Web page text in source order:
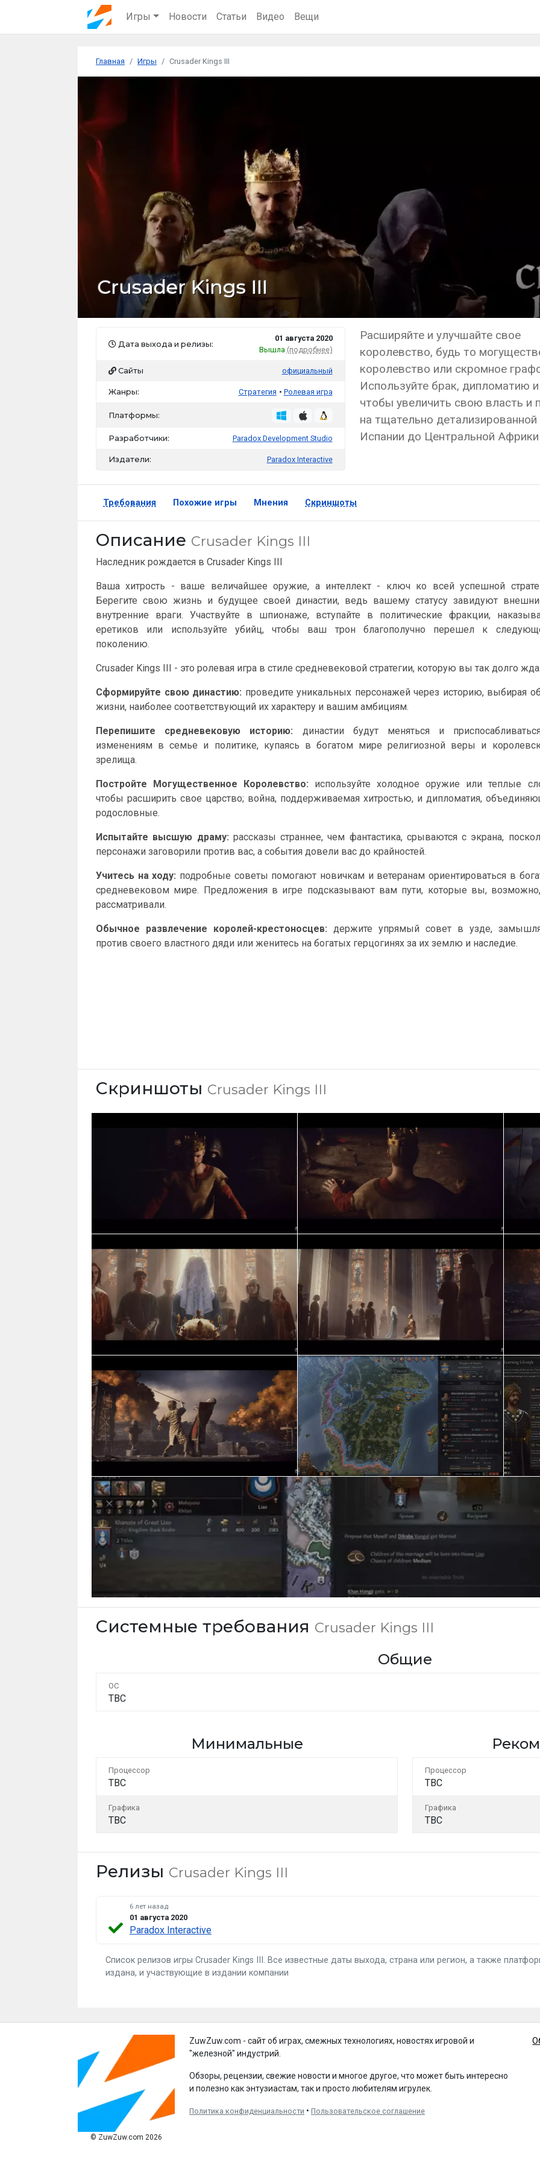
Игры Новости Статьи Видео Вещи
Главная Игры Crusader Kings III
Crusader Kings III
Расширяйте и улучшайте свое
королевство, будь то
королевство или скромное
Используйте брак, дипломатию
чтобы увеличить свою власть и
на тщательно детализированной
Испании до Центральной Африки
Дата выхода и релизы:
01 августа 2020
Вышла (подробнее)
Сайты официальный
Жанры: Стратегия Ролевая игра
Платформы:
Разработчики: Paradox Development Studio
Издатели: Paradox Interactive
Требования Похожие игры Мнения Скриншоты
Описание Crusader Kings III
Наследник рождается в Crusader Kings III
Ваша хитрость - ваше величайшее оружие, а интеллект - ключ ко всей успешной
Берегите свою жизнь и будущее своей династии, ведь вашему статусу завидуют
внутренние враги. Участвуйте в шпионаже, вступайте в политические фракции,
еретиков или используйте убийц, чтобы ваш трон благополучно перешел к
поколению.
Crusader Kings III - это ролевая игра в стиле средневековой стратегии, которую вы так долго
Сформируйте свою династию: проведите уникальных персонажей через историю, выбирая
жизни, наиболее соответствующий их характеру и вашим амбициям.
Перепишите средневековую историю: династии будут меняться и
изменениям в семье и политике, купаясь в богатом мире религиозной веры и
зрелища.
Постройте Могущественное Королевство: используйте холодное оружие или теплые
чтобы расширить свое царство; война, поддерживаемая хитростью, и дипломатия,
родословные.
Испытайте высшую драму: рассказы страннее, чем фантастика, срываются с экрана,
персонажи заговорили против вас, а события довели вас до крайностей.
Учитесь на ходу: подробные советы помогают новичкам и ветеранам ориентироваться в
средневековом мире. Предложения в игре подсказывают вам пути, которые вы,
рассматривали.
Обычное развлечение королей-крестоносцев: держите упрямый совет в узде,
против своего властного дяди или женитесь на богатых герцогинях за их землю и наследие.
Скриншоты Crusader Kings III
Системные требования Crusader Kings III
Общие
ОС
TBC
Минимальные
Процессор
TBC
Графика
TBC
Процессор
TBC
Графика
TBC
Релизы Crusader Kings III
6 лет назад
01 августа 2020
Paradox Interactive
Список релизов игры Crusader Kings III. Все известные даты выхода, страна или регион, а также
издана, и участвующие в издании компании
© ZuwZuw.com 2026
ZuwZuw.com - сайт об играх, смежных технологиях, новостях игровой и
"железной" индустрий.
Обзоры, рецензии, свежие новости и многое другое, что может быть интересно
и полезно как энтузиастам, так и просто любителям игрулек.
Политика конфиденциальности • Пользовательское соглашение